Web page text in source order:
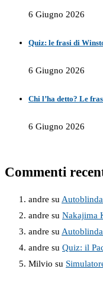
6 Giugno 2026
Quiz: le frasi di
6 Giugno 2026
Chi l’ha detto? Le
6 Giugno 2026
Commenti
andre su
andre su Nakajima
andre su
andre su Quiz: il
Milvio su